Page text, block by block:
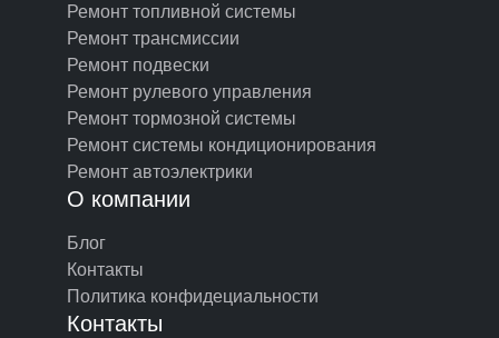
Ремонт топливной системы
Ремонт трансмиссии
Ремонт подвески
Ремонт рулевого управления
Ремонт тормозной системы
Ремонт системы кондиционирования
Ремонт автоэлектрики
О компании
Блог
Контакты
Политика конфидециальности
Контакты